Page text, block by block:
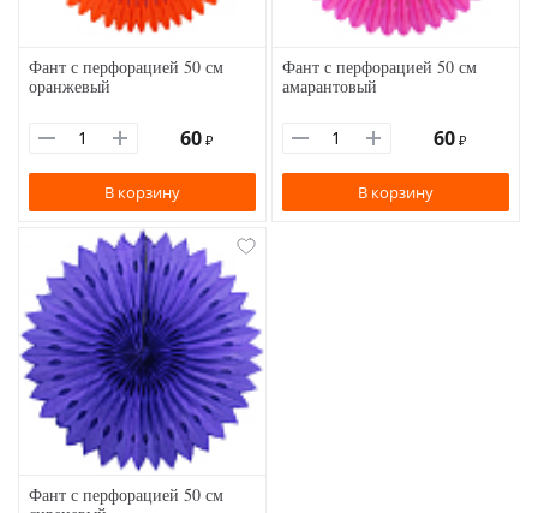
Фант с перфорацией 50 см
оранжевый
60 ₽
В корзину
Фант с перфорацией 50 см
амарантовый
60 ₽
В корзину
Фант с перфорацией 50 см